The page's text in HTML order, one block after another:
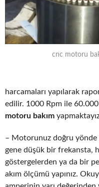
cnc motoru
harcamaları yapılarak
edilir. 1000 Rpm ile
motoru bakım
– Motorunuz doğru yönde
gene düşük bir frekansta,
göstergelerden ya da bir
akım ölçümü yapınız.